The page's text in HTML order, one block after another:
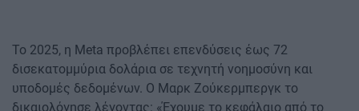
Το 2025, η Meta προβλέπει επενδύσεις έως 72
δισεκατομμύρια δολάρια σε τεχνητή νοημοσύνη και
υποδομές δεδομένων. Ο Μαρκ Ζούκερμπεργκ το
δικαιολόγησε λέγοντας: «Έχουμε το κεφάλαιο από το